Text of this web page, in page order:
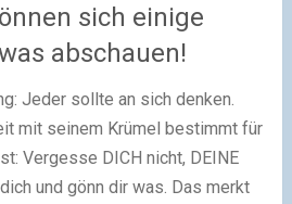
sich einige
abschauen!
Jeder sollte an sich denken.
mit seinem Krümel bestimmt für
Vergesse DICH nicht, DEINE
und gönn dir was. Das merkt